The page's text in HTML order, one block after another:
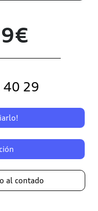
29
al contado